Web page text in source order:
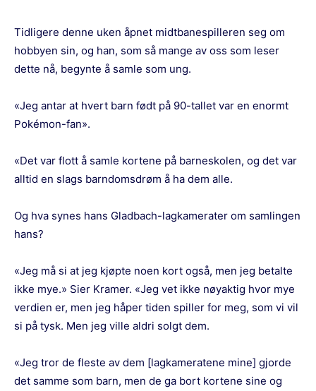
Tidligere denne uken åpnet midtbanespilleren seg om
hobbyen sin, og han, som så mange av oss som leser
dette nå, begynte å samle som ung.
«Jeg antar at hvert barn født på 90-tallet var en enormt
Pokémon-fan».
«Det var flott å samle kortene på barneskolen, og det var
alltid en slags barndomsdrøm å ha dem alle.
Og hva synes hans Gladbach-lagkamerater om samlingen
hans?
«Jeg må si at jeg kjøpte noen kort også, men jeg betalte
ikke mye.» Sier Kramer. «Jeg vet ikke nøyaktig hvor mye
verdien er, men jeg håper tiden spiller for meg, som vi vil
si på tysk. Men jeg ville aldri solgt dem.
«Jeg tror de fleste av dem [lagkameratene mine] gjorde
det samme som barn, men de ga bort kortene sine og